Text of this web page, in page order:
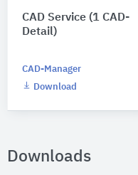
CAD Service (1 CAD-
Detail)
CAD-Manager
Download
Downloads